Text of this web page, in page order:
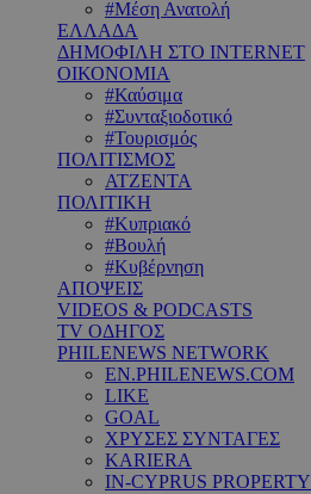
#Μέση Ανατολή
ΕΛΛΑΔΑ
ΔΗΜΟΦΙΛΗ ΣΤΟ INTERNET
ΟΙΚΟΝΟΜΙΑ
#Καύσιμα
#Συνταξιοδοτικό
#Τουρισμός
ΠΟΛΙΤΙΣΜΟΣ
ΑΤΖΕΝΤΑ
ΠΟΛΙΤΙΚΗ
#Κυπριακό
#Βουλή
#Κυβέρνηση
ΑΠΟΨΕΙΣ
VIDEOS & PODCASTS
TV ΟΔΗΓΟΣ
PHILENEWS NETWORK
EN.PHILENEWS.COM
LIKE
GOAL
ΧΡΥΣΕΣ ΣΥΝΤΑΓΕΣ
KARIERA
IN-CYPRUS PROPERTY